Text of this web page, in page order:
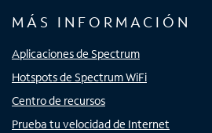
MÁS INFORMACIÓN
Aplicaciones de Spectrum
Hotspots de Spectrum WiFi
Centro de recursos
Prueba tu velocidad de Internet